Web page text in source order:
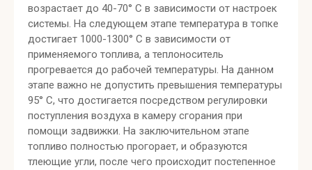
возрастает до 40-70° С в зависимости от настроек
системы. На следующем этапе температура в топке
достигает 1000-1300° С в зависимости от
применяемого топлива, а теплоноситель
прогревается до рабочей температуры. На данном
этапе важно не допустить превышения температуры
95° С, что достигается посредством регулировки
поступления воздуха в камеру сгорания при
помощи задвижки. На заключительном этапе
топливо полностью прогорает, и образуются
тлеющие угли, после чего происходит постепенное